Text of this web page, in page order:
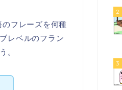
のフレーズを何種
レベルのフラン
。
2
3